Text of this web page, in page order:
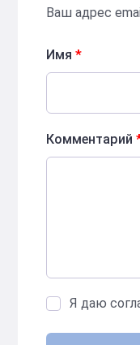
Ваш адрес
Имя *
Комментарий
Я даю